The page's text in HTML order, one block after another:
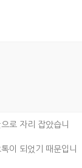
로 자리 잡았습니
이 되었기 때문입니